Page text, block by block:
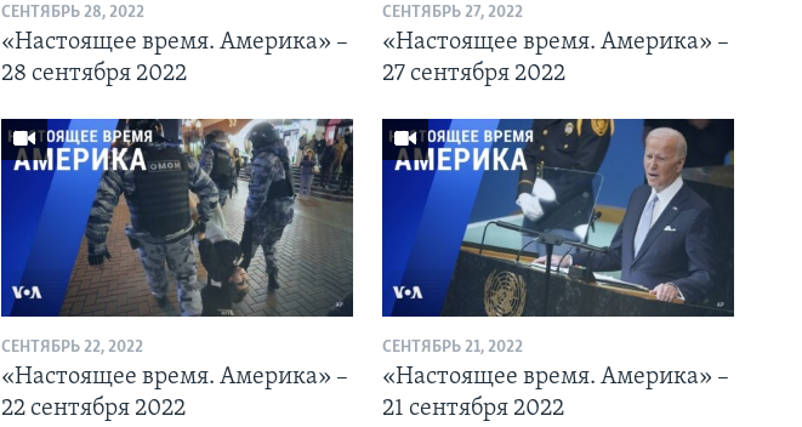
СЕНТЯБРЬ 28, 2022
«Настоящее время. Америка» –
28 сентября 2022
СЕНТЯБРЬ 27, 2022
«Настоящее время. Америка» –
27 сентября 2022
СЕНТЯБРЬ 22, 2022
«Настоящее время. Америка» –
22 сентября 2022
СЕНТЯБРЬ 21, 2022
«Настоящее время. Америка» –
21 сентября 2022